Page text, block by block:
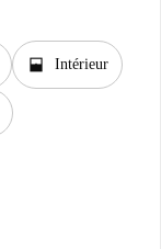
window_open Intérieur